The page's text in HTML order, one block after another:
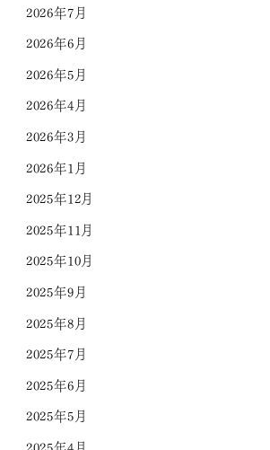
2026年7月
2026年6月
2026年5月
2026年4月
2026年3月
2026年1月
2025年12月
2025年11月
2025年10月
2025年9月
2025年8月
2025年7月
2025年6月
2025年5月